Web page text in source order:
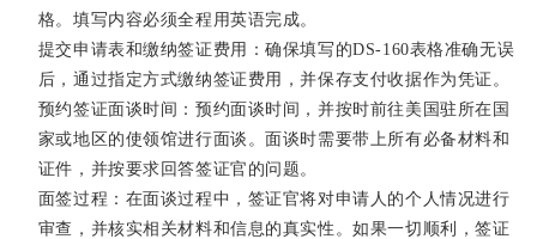
格。填写内容必须全程用英语完成。
提交申请表和缴纳签证费用：确保填写的DS-160表格准确无误
后，通过指定方式缴纳签证费用，并保存支付收据作为凭证。
预约签证面谈时间：预约面谈时间，并按时前往美国驻所在国
家或地区的使领馆进行面谈。面谈时需要带上所有必备材料和
证件，并按要求回答签证官的问题。
面签过程：在面谈过程中，签证官将对申请人的个人情况进行
审查，并核实相关材料和信息的真实性。如果一切顺利，签证